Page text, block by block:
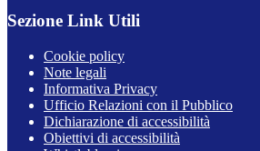
Sezione Link Utili
Cookie policy
Note legali
Informativa Privacy
Ufficio Relazioni con il Pubblico
Dichiarazione di accessibilità
Obiettivi di accessibilità